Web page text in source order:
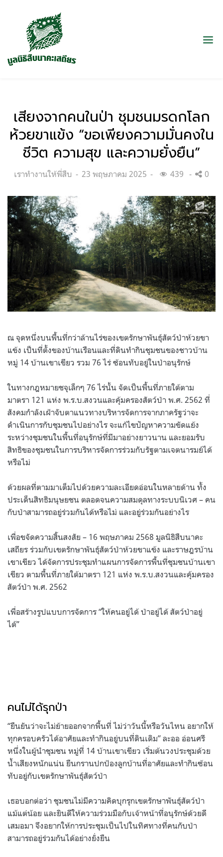
เสียงจากคนในป่า ชุมชนมรดกโลก
ห้วยขาแข้ง “ขอเพียงความมั่นคงใน
ชีวิต ความสุข และความยั่งยืน”
Categories:
เราทำงานให้พี่สืบ
Posted
23 พฤษภาคม 2025 439 0
ณ จุดหนึ่งบนพื้นที่กว่าล้านไร่ของเขตรักษาพันธุ์สัตว์ป่าห้วยขา
แข้ง เป็นที่ตั้งของบ้านเรือนและที่ดินทำกินชุมชนของชาวบ้าน
หมู่ 14 บ้านเขาเขียว รวม 76 ไร่ ซ้อนทับอยู่ในป่าอนุรักษ์
ในทางกฎหมายชจุเล็กๆ 76 ไร่นั้น จัดเป็นพื้นที่ภายใต้ตาม
มาตรา 121 แห่ง พ.ร.บ.สงวนและคุ้มครองสัตว์ป่า พ.ศ. 2562 ที่
สังคมกำลังเฝ้าจับตาแนวทางบริหารจัดการจากภาครัฐว่าจะ
ดำเนินการกับชุมชนไปอย่างไร จะแก้ไขปัญหาความขัดแย้ง
ระหว่างชุมชนในพื้นที่อนุรักษ์ที่มีมาอย่างยาวนาน และยอมรับ
สิทธิของชุมชนในการบริหารจัดการร่วมกับรัฐตามเจตนารมย์ได้
หรือไม่
ด้วยผลที่ตามมาเต็มไปด้วยความละเอียดอ่อนในหลายด้าน ทั้ง
ประเด็นสิทธิมนุษยชน ตลอดจนความสมดุลทางระบบนิเวศ – คน
กับป่าสามารถอยู่ร่วมกันได้หรือไม่ และอยู่ร่วมกันอย่างไร
เพื่อขจัดความสิ้นสงสัย – 16 พฤษภาคม 2568 มูลนิธิสืบนาคะ
เสถียร ร่วมกับเขตรักษาพันธุ์สัตว์ป่าห้วยขาแข้ง และราษฎรบ้าน
เขาเขียว ได้จัดการประชุมทำแผนการจัดการพื้นที่ชุมชนบ้านเขา
เขียว ตามพื้นที่ภายใต้มาตรา 121 แห่ง พ.ร.บ.สงวนและคุ้มครอง
สัตว์ป่า พ.ศ. 2562
เพื่อสร้างรูปแบบการจัดการ “ให้คนอยู่ได้ ป่าอยู่ได้ สัตว์ป่าอยู่
ได้”
คนไม่ได้รุกป่า
“ยืนยันว่าจะไม่ย้ายออกจากพื้นที่ ไม่ว่าวันนี้หรือวันไหน อยากให้
ทุกครอบครัวได้อาศัยและทำกินอยู่บนที่ดินเดิม” ละออ อ่อนศรี
หนึ่งในผู้นำชุมชน หมู่ที่ 14 บ้านเขาเขียว เริ่มต้นวงประชุมด้วย
น้ำเสียงหนักแน่น ยืนกรานปกป้องลูกบ้านที่อาศัยและทำกินซ้อน
ทับอยู่กับเขตรักษาพันธุ์สัตว์ป่า
เธอบอกต่อว่า ชุมชนไม่มีความคิดบุกรุกเขตรักษาพันธุ์สัตว์ป่า
แม้แต่น้อย และยินดีให้ความร่วมมือกับเจ้าหน้าที่อนุรักษ์ด้วยดี
เสมอมา จึงอยากให้การประชุมเป็นไปในทิศทางที่คนกับป่า
สามารถอยู่ร่วมกันได้อย่างยั่งยืน